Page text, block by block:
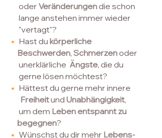
oder Veränderungendie schon
lange anstehen immer wieder
"vertagt"?
• Hast du körperliche
Beschwerden, Schmerzenoder
unerklärliche Ängste, die du
gerne lösen möchtest?
• Hättest du gerne mehr innere
Freiheitund Unabhängigkeit,
um dem Leben entspannt zu
begegnen?
• Wünschst du dir mehr Lebens-